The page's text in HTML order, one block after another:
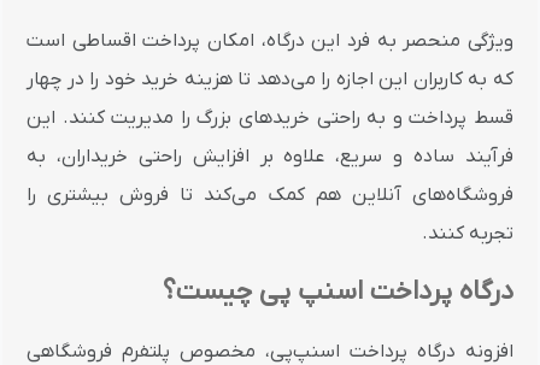
ویژگی منحصر به فرد این درگاه، امکان پرداخت اقساطی است
که به کاربران این اجازه را می‌دهد تا هزینه خرید خود را در چهار
قسط پرداخت و به راحتی خریدهای بزرگ را مدیریت کنند. این
فرآیند ساده و سریع، علاوه بر افزایش راحتی خریداران، به
فروشگاه‌های آنلاین هم کمک می‌کند تا فروش بیشتری را
تجربه کنند.
درگاه پرداخت اسنپ پی چیست؟
افزونه درگاه پرداخت اسنپ‌پی، مخصوص پلتفرم فروشگاهی